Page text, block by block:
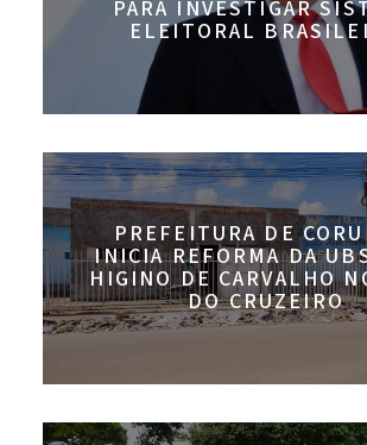
PARA INVESTIGAR
ELEITORAL
PREFEITURA DE
INICIA REFORMA DA
HIGINO DE CARVALHO
DO CRUZEIRO